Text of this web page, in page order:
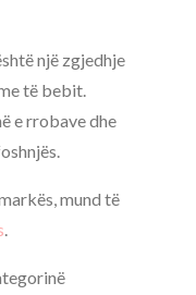
një zgjedhje
të bebit.
e rrobave dhe
mund të
.